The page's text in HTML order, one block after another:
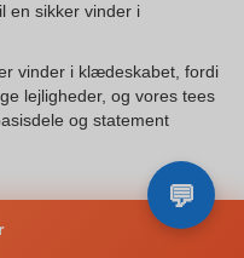
en sikker vinder i
vinder i klædeskabet, fordi
lejligheder, og vores tees
og statement